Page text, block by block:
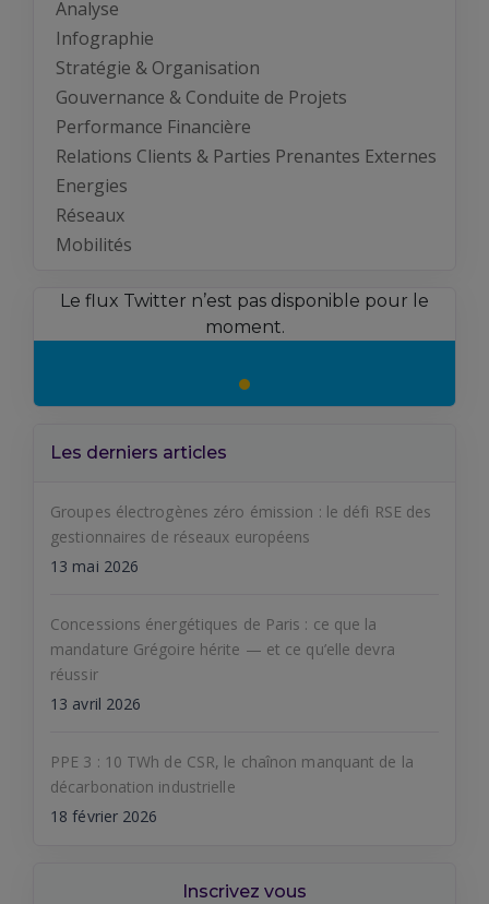
Analyse
Infographie
Stratégie & Organisation
Gouvernance & Conduite de Projets
Performance Financière
Relations Clients & Parties Prenantes Externes
Energies
Réseaux
Mobilités
Le flux Twitter n’est pas disponible pour le
moment.
Les derniers articles
Groupes électrogènes zéro émission : le défi RSE des
gestionnaires de réseaux européens
13 mai 2026
Concessions énergétiques de Paris : ce que la
mandature Grégoire hérite — et ce qu’elle devra
réussir
13 avril 2026
PPE 3 : 10 TWh de CSR, le chaînon manquant de la
décarbonation industrielle
18 février 2026
Inscrivez vous